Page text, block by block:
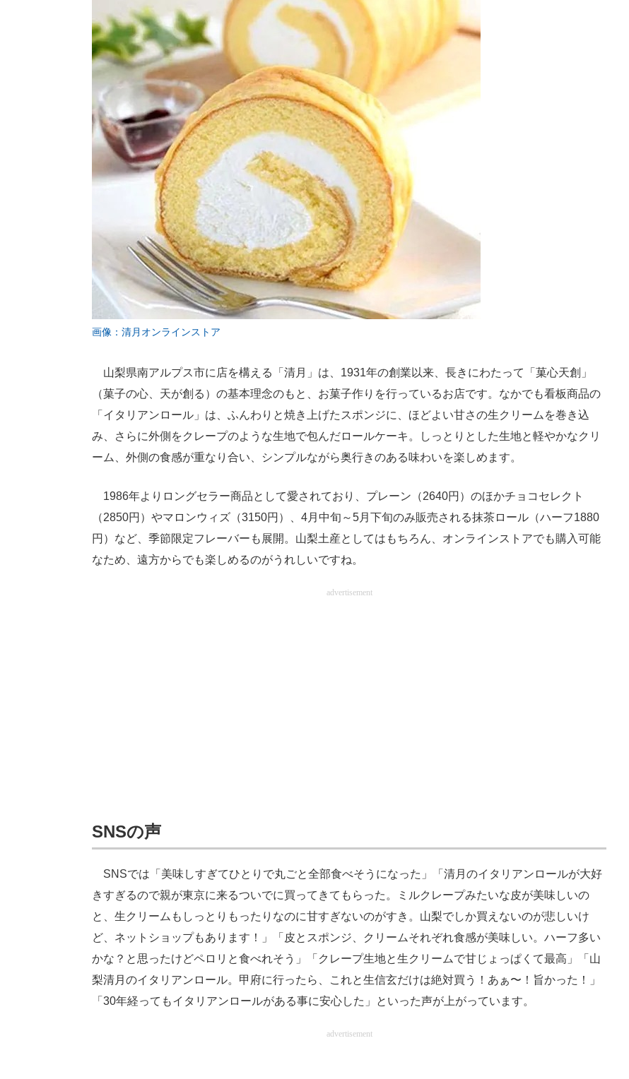
画像：清月オンラインストア
山梨県南アルプス市に店を構える「清月」は、1931年の創業以来、長きにわたって「菓心天創」
（菓子の心、天が創る）の基本理念のもと、お菓子作りを行っているお店です。なかでも看板商品の
「イタリアンロール」は、ふんわりと焼き上げたスポンジに、ほどよい甘さの生クリームを巻き込
み、さらに外側をクレープのような生地で包んだロールケーキ。しっとりとした生地と軽やかなクリ
ーム、外側の食感が重なり合い、シンプルながら奥行きのある味わいを楽しめます。
1986年よりロングセラー商品として愛されており、プレーン（2640円）のほかチョコセレクト
（2850円）やマロンウィズ（3150円）、4月中旬～5月下旬のみ販売される抹茶ロール（ハーフ1880
円）など、季節限定フレーバーも展開。山梨土産としてはもちろん、オンラインストアでも購入可能
なため、遠方からでも楽しめるのがうれしいですね。
advertisement
SNSの声
SNSでは「美味しすぎてひとりで丸ごと全部食べそうになった」「清月のイタリアンロールが大好
きすぎるので親が東京に来るついでに買ってきてもらった。ミルクレープみたいな皮が美味しいの
と、生クリームもしっとりもったりなのに甘すぎないのがすき。山梨でしか買えないのが悲しいけ
ど、ネットショップもあります！」「皮とスポンジ、クリームそれぞれ食感が美味しい。ハーフ多い
かな？と思ったけどペロリと食べれそう」「クレープ生地と生クリームで甘じょっぱくて最高」「山
梨清月のイタリアンロール。甲府に行ったら、これと生信玄だけは絶対買う！あぁ〜！旨かった！」
「30年経ってもイタリアンロールがある事に安心した」といった声が上がっています。
advertisement